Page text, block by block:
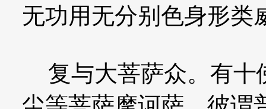
无功用无分别色身形类
复与大菩萨众。有十